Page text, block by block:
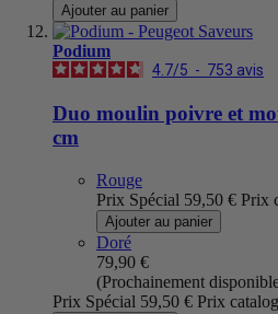
Ajouter au panier
Podium
4.7/5 - 753 avis
Duo moulin poivre et
cm
Rouge
Prix Spécial 59,50 € Prix
Ajouter au panier
Doré
79,90 €
(Prochainement
Prix Spécial 59,50 € Prix